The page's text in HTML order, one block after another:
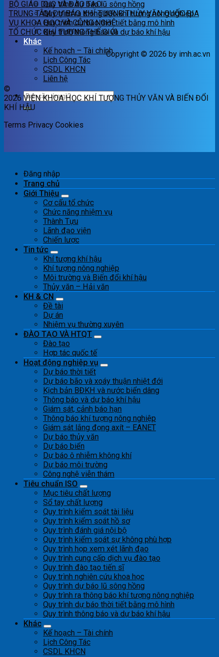
Quy trình dự báo lũ sông hồng
Quy trình ra thông báo khí tượng nông nghiệp
Quy trình dự báo thời tiết bằng mô hình
Quy trình thông báo và dự báo khí hậu
Khác
Kế hoạch – Tài chính
Lịch Công Tác
CSDL KHCN
Liên hệ
BỘ GIÁO DỤC VÀ ĐÀO TẠO
TRUNG TÂM DỰ BÁO KHÍ TƯỢNG THỦY VĂN QUỐC GIA
VỤ KHOA HỌC VÀ CÔNG NGHỆ
TỔ CHỨC KHÍ TƯỢNG THẾ GIỚI
Copyright © 2026 by imh.ac.vn
©
2026 VIỆN KHOA HỌC KHÍ TƯỢNG THỦY VĂN VÀ BIẾN ĐỔI
KHÍ HẬU
Terms Privacy Cookies
Đăng nhập
Trang chủ
Giới Thiệu
Cơ cấu tổ chức
Chức năng nhiệm vụ
Thành Tựu
Lãnh đạo viện
Chiến lược
Tin tức
Khí tượng khí hậu
Khí tượng nông nghiệp
Môi trường và Biến đổi khí hậu
Thủy văn – Hải văn
KH & CN
Đề tài
Dự án
Nhiệm vụ thường xuyên
ĐÀO TẠO VÀ HTQT
Đào tạo
Hợp tác quốc tế
Hoạt động nghiệp vụ
Dự báo thời tiết
Dự báo bão và xoáy thuận nhiệt đới
Kịch bản BĐKH và nước biển dâng
Thông báo và dự báo khí hậu
Giám sát, cảnh báo hạn
Thông báo khí tượng nông nghiệp
Giám sát lắng đọng axít – EANET
Dự báo thủy văn
Dự báo biển
Dự báo ô nhiễm không khí
Dự báo môi trường
Công nghệ viễn thám
Tiêu chuẩn ISO
Mục tiêu chất lượng
Sổ tay chất lượng
Quy trình kiểm soát tài liệu
Quy trình kiểm soát hồ sơ
Quy trình đánh giá nội bộ
Quy trình kiểm soát sự không phù hợp
Quy trình họp xem xét lãnh đạo
Quy trình cung cấp dịch vụ đào tạo
Quy trình đào tạo tiến sĩ
Quy trình nghiên cứu khoa học
Quy trình dự báo lũ sông hồng
Quy trình ra thông báo khí tượng nông nghiệp
Quy trình dự báo thời tiết bằng mô hình
Quy trình thông báo và dự báo khí hậu
Khác
Kế hoạch – Tài chính
Lịch Công Tác
CSDL KHCN